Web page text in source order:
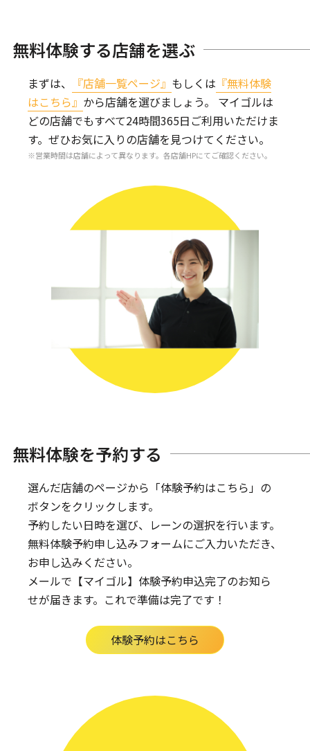
無料体験する店舗を選ぶ
まずは、 『店舗一覧ページ』 もしくは 『無料体験
はこちら』 から店舗を選びましょう。
マイゴルは
どの店舗でもすべて24時間365日ご利用いただけま
す。ぜひお気に入りの店舗を見つけてください。
営業時間は店舗によって異なります。各店舗HPにてご確認ください。
無料体験を予約する
選んだ店舗のページから「体験予約はこちら」の
ボタンをクリックします。
予約したい日時を選び、レーンの選択を行います。
無料体験予約申し込みフォームにご入力いただき、
お申し込みください。
メールで【マイゴル】体験予約申込完了のお知ら
せが届きます。 これで準備は完了です！
体験予約はこちら